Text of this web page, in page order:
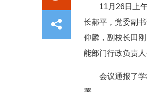
11月26日上
长郝平，党委副
仰麟，副校长田
能部门行政负责
会议通报了